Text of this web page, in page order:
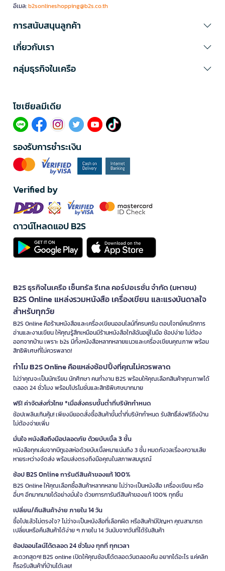
อีเมล:b2sonlineshopping@b2s.co.th
การสนับสนุนลูกค้า
เกี่ยวกับเรา
กลุ่มธุรกิจในเครือ
โซเซียลมีเดีย​
รองรับการชำระเงิน
Verified by
ดาวน์โหลดแอป B2S
B2S ธุรกิจในเครือ เซ็นทรัล รีเทล คอร์ปอเรชั่น จำกัด (มหาชน)
B2S Online แหล่งรวมหนังสือ เครื่องเขียน และแรงบันดาลใจ
สำหรับทุกวัย
B2S Online คือร้านหนังสือและเครื่องเขียนออนไลน์ที่ครบครัน ตอบโจทย์คนรักการ
อ่านและงานเขียน ให้คุณรู้สึกเหมือนมีร้านหนังสือใกล้ฉันอยู่ในมือ ช้อปง่าย ไม่ต้อง
ออกจากบ้าน เพราะ b2s มีทั้งหนังสือหลากหลายแนวและเครื่องเขียนคุณภาพ พร้อม
สิทธิพิเศษที่ไม่ควรพลาด!
ทำไม B2S Online คือแหล่งช้อปปิ้งที่คุณไม่ควรพลาด
ไม่ว่าคุณจะเป็นนักเรียน นักศึกษา คนทำงาน B2S พร้อมให้คุณเลือกสินค้าคุณภาพได้
ตลอด 24 ชั่วโมง พร้อมโปรโมชั่นและสิทธิพิเศษมากมาย
ฟรี! ค่าจัดส่งทั่วไทย *เมื่อสั่งครบขั้นต่ำที่บริษัทกำหนด
ช้อปเพลินเกินคุ้ม! เพียงมียอดสั่งซื้อสินค้าขั้นต่ำที่บริษัทกำหนด รับสิทธิ์ส่งฟรีถึงบ้าน
ไม่ต้องจ่ายเพิ่ม
มั่นใจ หนังสือถึงมือปลอดภัย ด้วยบับเบิ้ล 3 ชั้น
หนังสือทุกเล่มจากบีทูเอสห่อด้วยบับเบิ้ลหนาแน่นถึง 3 ชั้น หมดกังวลเรื่องความเสีย
หายระหว่างจัดส่ง พร้อมส่งตรงถึงมือคุณในสภาพสมบูรณ์
ช้อป B2S Online การันตีสินค้าของแท้ 100%
B2S Online ให้คุณเลือกซื้อสินค้าหลากหลาย ไม่ว่าจะเป็นหนังสือ เครื่องเขียน หรือ
อื่นๆ อีกมากมายได้อย่างมั่นใจ ด้วยการการันตีสินค้าของแท้ 100% ทุกชิ้น
เปลี่ยน/คืนสินค้าง่าย ภายใน 14 วัน
ซื้อไปแล้วไม่ตรงใจ? ไม่ว่าจะเป็นหนังสือที่เลือกผิด หรือสินค้ามีปัญหา คุณสามารถ
เปลี่ยนหรือคืนสินค้าได้ง่าย ๆ ภายใน 14 วันนับจากวันที่ได้รับสินค้า
ช้อปออนไลน์ได้ตลอด 24 ชั่วโมง ทุกที่ ทุกเวลา
สะดวกสุดๆ! B2S online เปิดให้คุณช้อปได้ตลอดวันตลอดคืน อยากได้อะไร แค่คลิก
ก็รอรับสินค้าที่บ้านได้เลย!